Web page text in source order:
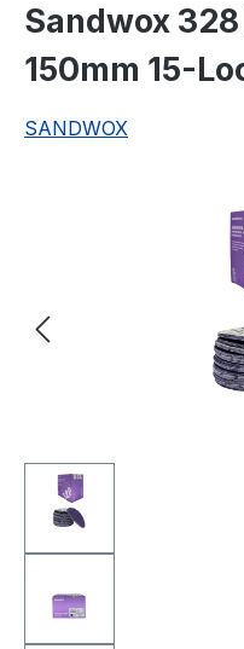
Sandwox
150mm 15-
SANDWOX
Bildergalerie